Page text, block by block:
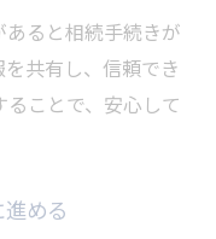
ると相続手続きが
共有し、信頼でき
ことで、安心して
める